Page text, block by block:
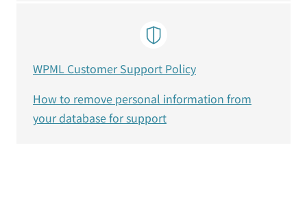
WPML Customer Support Policy
How to remove personal information from
your database for support